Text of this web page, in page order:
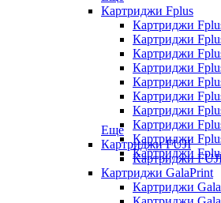
Картриджи Fplus
Картриджи
Картриджи
Картриджи
Картриджи
Картриджи
Картриджи
Картриджи
Картриджи
Картриджи
Картриджи
Еще
Картриджи FUJI
Картриджи
Картриджи GalaPrint
Картриджи